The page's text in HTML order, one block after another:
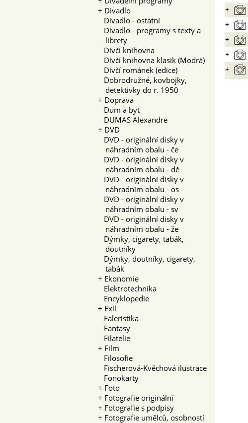
+ Divadlo
Divadlo - ostatní
Divadlo - programy s texty a
librety
Dívčí knihovna
Dívčí knihovna klasik (Modrá)
Dívčí románek (edice)
Dobrodružné, kovbojky,
detektivky do r. 1950
+ Doprava
Dům a byt
DUMAS Alexandre
+ DVD
DVD - originální disky v
náhradním obalu - če
DVD - originální disky v
náhradním obalu - dě
DVD - originální disky v
náhradním obalu - os
DVD - originální disky v
náhradním obalu - sv
DVD - originální disky v
náhradním obalu - že
Dýmky, cigarety, tabák,
doutníky
Dýmky, doutníky, cigarety,
tabák
+ Ekonomie
Elektrotechnika
Encyklopedie
+ Exil
Faleristika
Fantasy
Filatelie
+ Film
Filosofie
Fischerová-Kvěchová ilustrace
Fonokarty
+ Foto
+ Fotografie originální
+ Fotografie s podpisy
+ Fotografie umělců, osobností
+
+
+
+
+